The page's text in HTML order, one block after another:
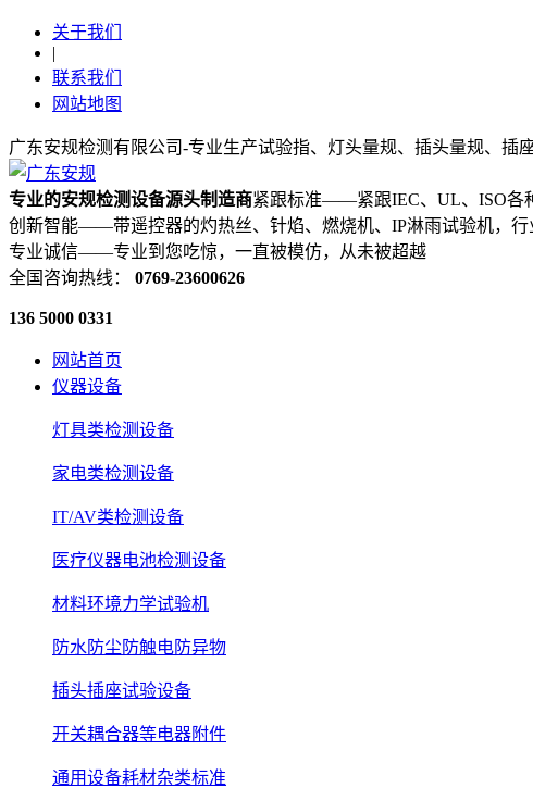
关于我们
|
联系我们
网站地图
广东安规检测有限公司-专业生产试验指、灯头量规、插头量规、插
专业的安规检测设备源头制造商紧跟标准——紧跟IEC、UL、ISO各
创新智能——带遥控器的灼热丝、针焰、燃烧机、IP淋雨试验机，行
专业诚信——专业到您吃惊，一直被模仿，从未被超越
全国咨询热线： 0769-23600626
136 5000 0331
网站首页
仪器设备
灯具类检测设备
家电类检测设备
IT/AV类检测设备
医疗仪器电池检测设备
材料环境力学试验机
防水防尘防触电防异物
插头插座试验设备
开关耦合器等电器附件
通用设备耗材杂类标准